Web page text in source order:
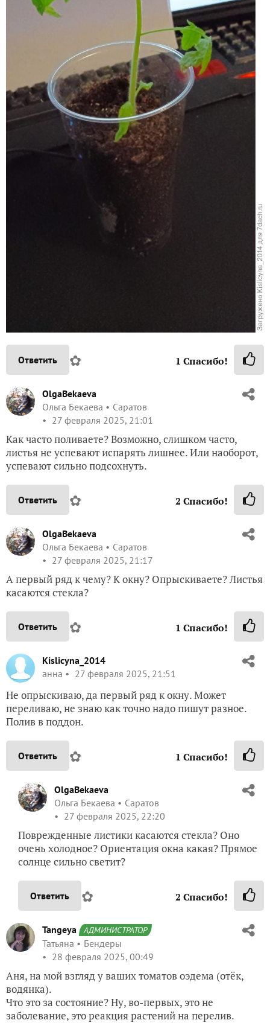
Ответить ✿ 1 Спасибо!
OlgaBekaeva
Ольга Бекаева
Саратов
27 февраля 2025, 21:01
Как часто поливаете? Возможно, слишком часто,
листья не успевают испарять лишнее. Или наоборот,
успевают сильно подсохнуть.
Ответить ✿ 2 Спасибо!
OlgaBekaeva
Ольга Бекаева
Саратов
27 февраля 2025, 21:17
А первый ряд к чему? К окну? Опрыскиваете? Листья
касаются стекла?
Ответить ✿ 1 Спасибо!
Kislicyna_2014
анна
27 февраля 2025, 21:51
Не опрыскиваю, да первый ряд к окну. Может
переливаю, не знаю как точно надо пишут разное.
Полив в поддон.
Ответить ✿ 1 Спасибо!
OlgaBekaeva
Ольга Бекаева
Саратов
27 февраля 2025, 22:20
Поврежденные листики касаются стекла? Оно
очень холодное? Ориентация окна какая? Прямое
солнце сильно светит?
Ответить ✿ 2 Спасибо!
Tangeya АДМИНИСТРАТОР
Татьяна
Бендеры
28 февраля 2025, 00:49
Аня, на мой взгляд у ваших томатов оэдема (отёк,
водянка).
Что это за состояние? Ну, во-первых, это не
заболевание, это реакция растений на перелив.